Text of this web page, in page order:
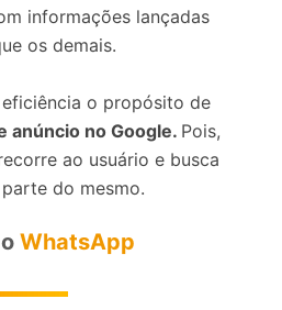
informações lançadas
os demais.
o propósito de
anúncio no Google. Pois,
ao usuário e busca
do mesmo.
WhatsApp